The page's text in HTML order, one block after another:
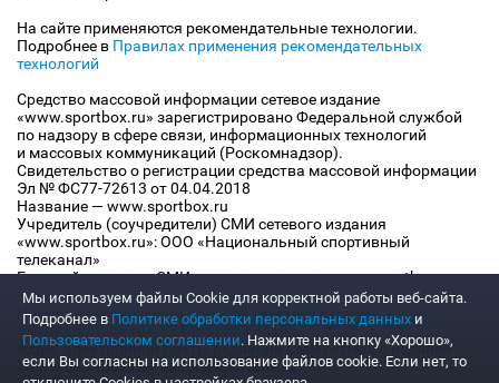
На сайте применяются рекомендательные технологии.
Подробнее в Правилах применения рекомендательных
технологий
Средство массовой информации сетевое издание
«www.sportbox.ru» зарегистрировано Федеральной службой
по надзору в сфере связи, информационных технологий
и массовых коммуникаций (Роскомнадзор).
Свидетельство о регистрации средства массовой информации
Эл № ФС77-72613 от 04.04.2018
Название — www.sportbox.ru
Учредитель (соучредители) СМИ сетевого издания
«www.sportbox.ru»: ООО «Национальный спортивный
телеканал»
Главный редактор СМИ сетевого издания «www.sportbox.ru»:
Конов В.А.
Номер телефона редакции СМИ сетевого издания
«www.sportbox.ru»: +7 (495) 653 8419
Адрес электронной почты редакции СМИ сетевого издания
«www.sportbox.ru»: editor@sportbox.ru
Мы используем файлы Сookie для корректной работы веб-сайта.
Подробнее в Политике обработки персональных данных и
Пользовательском соглашении. Нажмите на кнопку «Хорошо»,
если Вы согласны на использование файлов cookie. Если нет, то